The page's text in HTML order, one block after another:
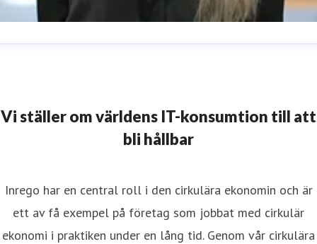
Vi ställer om världens IT-konsumtion till att
bli hållbar
Inrego har en central roll i den cirkulära ekonomin och är
ett av få exempel på företag som jobbat med cirkulär
ekonomi i praktiken under en lång tid. Genom vår cirkulära